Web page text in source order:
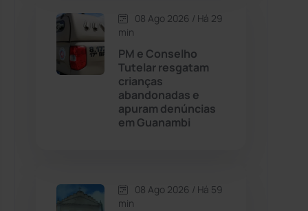
Caturama
Chapada Diamantina
Cordeiros (49)
08 Ago 2026 / Há 29
min
PM e Conselho
Tutelar resgatam
crianças
abandonadas e
apuram denúncias
em Guanambi
08 Ago 2026 / Há 59
min